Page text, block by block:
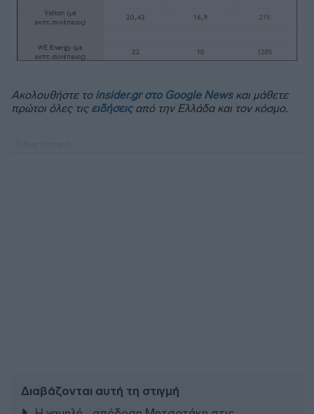
Ακολουθήστε το insider.gr στο Google Newsκαι μάθετε
πρώτοι όλες τις ειδήσειςαπό την Ελλάδα και τον κόσμο.
Διαβάζονται αυτή τη στιγμή